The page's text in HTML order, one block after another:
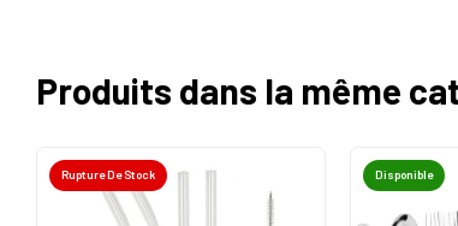
Produits dans la même
Rupture De Stock Disponible